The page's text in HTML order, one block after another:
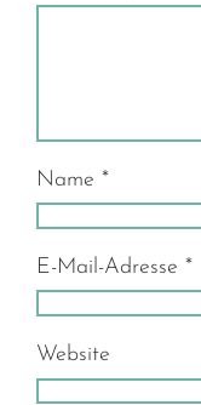
Name*
E-Mail-Adresse*
Website